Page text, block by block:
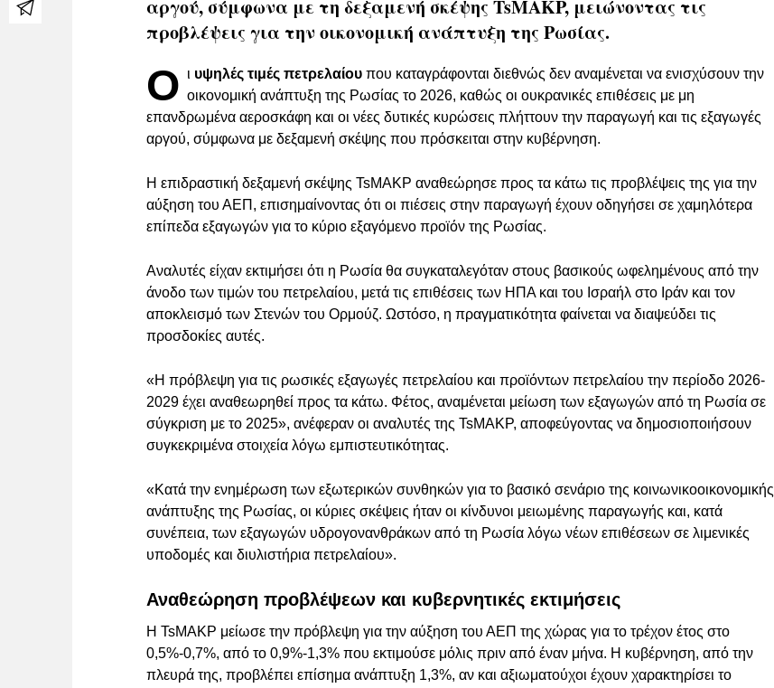
αργού, σύμφωνα με τη δεξαμενή σκέψης TsMAKP, μειώνοντας τις
προβλέψεις για την οικονομική ανάπτυξη της Ρωσίας.
Ο ι υψηλές τιμές πετρελαίου που καταγράφονται διεθνώς δεν αναμένεται να ενισχύσουν την
οικονομική ανάπτυξη της Ρωσίας το 2026, καθώς οι ουκρανικές επιθέσεις με μη
επανδρωμένα αεροσκάφη και οι νέες δυτικές κυρώσεις πλήττουν την παραγωγή και τις εξαγωγές
αργού, σύμφωνα με δεξαμενή σκέψης που πρόσκειται στην κυβέρνηση.
Η επιδραστική δεξαμενή σκέψης TsMAKP αναθεώρησε προς τα κάτω τις προβλέψεις της για την
αύξηση του ΑΕΠ, επισημαίνοντας ότι οι πιέσεις στην παραγωγή έχουν οδηγήσει σε χαμηλότερα
επίπεδα εξαγωγών για το κύριο εξαγόμενο προϊόν της Ρωσίας.
Αναλυτές είχαν εκτιμήσει ότι η Ρωσία θα συγκαταλεγόταν στους βασικούς ωφελημένους από την
άνοδο των τιμών του πετρελαίου, μετά τις επιθέσεις των ΗΠΑ και του Ισραήλ στο Ιράν και τον
αποκλεισμό των Στενών του Ορμούζ. Ωστόσο, η πραγματικότητα φαίνεται να διαψεύδει τις
προσδοκίες αυτές.
«Η πρόβλεψη για τις ρωσικές εξαγωγές πετρελαίου και προϊόντων πετρελαίου την περίοδο 2026-
2029 έχει αναθεωρηθεί προς τα κάτω. Φέτος, αναμένεται μείωση των εξαγωγών από τη Ρωσία σε
σύγκριση με το 2025», ανέφεραν οι αναλυτές της TsMAKP, αποφεύγοντας να δημοσιοποιήσουν
συγκεκριμένα στοιχεία λόγω εμπιστευτικότητας.
«Κατά την ενημέρωση των εξωτερικών συνθηκών για το βασικό σενάριο της κοινωνικοοικονομικής
ανάπτυξης της Ρωσίας, οι κύριες σκέψεις ήταν οι κίνδυνοι μειωμένης παραγωγής και, κατά
συνέπεια, των εξαγωγών υδρογονανθράκων από τη Ρωσία λόγω νέων επιθέσεων σε λιμενικές
υποδομές και διυλιστήρια πετρελαίου».
Αναθεώρηση προβλέψεων και κυβερνητικές εκτιμήσεις
Η TsMAKP μείωσε την πρόβλεψη για την αύξηση του ΑΕΠ της χώρας για το τρέχον έτος στο
0,5%-0,7%, από το 0,9%-1,3% που εκτιμούσε μόλις πριν από έναν μήνα. Η κυβέρνηση, από την
πλευρά της, προβλέπει επίσημα ανάπτυξη 1,3%, αν και αξιωματούχοι έχουν χαρακτηρίσει το